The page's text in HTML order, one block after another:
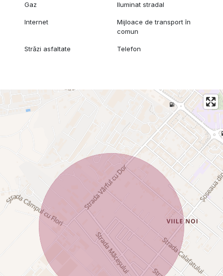
Gaz Iluminat stradal
Internet
Mijloace de transport în
comun
Străzi asfaltate Telefon